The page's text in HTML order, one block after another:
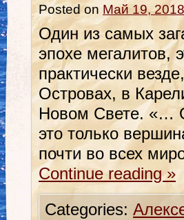
Posted on Май 19, 2018
Один из самых
эпохе мегалитов,
практически
Островах, в
Новом Свете. «…
это только
почти во всех
Continue reading»
Categories: